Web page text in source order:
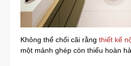
Không thể chối cãi rằng thiết kế
một mảnh ghép còn thiếu hoàn